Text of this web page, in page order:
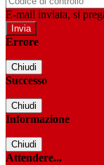
E-mail inviata, si
Errore
Chiudi
Successo
Chiudi
Informazione
Chiudi
Attendere...